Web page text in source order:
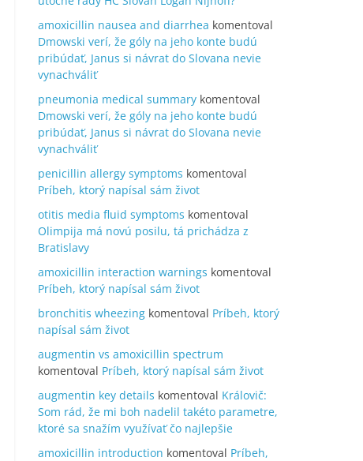
amoxicillin nausea and diarrhea komentoval
Dmowski verí, že góly na jeho konte budú
pribúdať, Janus si návrat do Slovana nevie
vynachváliť
pneumonia medical summary komentoval
Dmowski verí, že góly na jeho konte budú
pribúdať, Janus si návrat do Slovana nevie
vynachváliť
penicillin allergy symptoms komentoval
Príbeh, ktorý napísal sám život
otitis media fluid symptoms komentoval
Olimpija má novú posilu, tá prichádza z
Bratislavy
amoxicillin interaction warnings komentoval
Príbeh, ktorý napísal sám život
bronchitis wheezing komentoval Príbeh, ktorý
napísal sám život
augmentin vs amoxicillin spectrum
komentoval Príbeh, ktorý napísal sám život
augmentin key details komentoval Královič:
Som rád, že mi boh nadelil takéto parametre,
ktoré sa snažím využívať čo najlepšie
amoxicillin introduction komentoval Príbeh,